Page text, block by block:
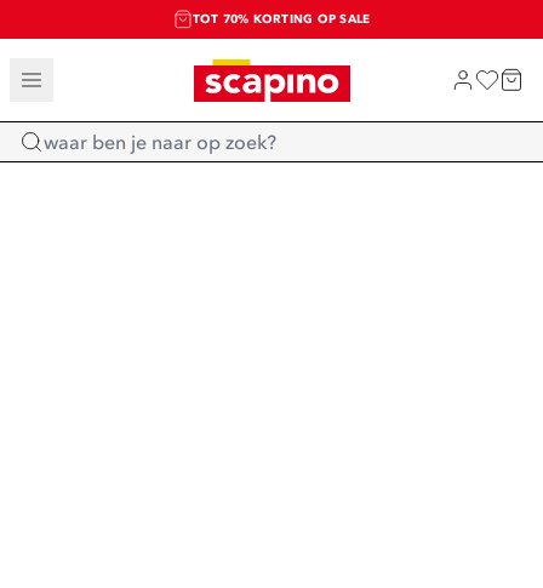
TOT 70% KORTING OP SALE
SALE: LAATSTE KANS!
SHOP NIEUW
Home